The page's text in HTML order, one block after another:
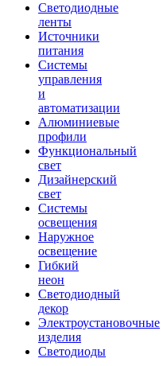
Светодиодные
ленты
Источники
питания
Системы
управления
и
автоматизации
Алюминиевые
профили
Функциональный
свет
Дизайнерский
свет
Системы
освещения
Наружное
освещение
Гибкий
неон
Светодиодный
декор
Электроустановочные
изделия
Светодиоды